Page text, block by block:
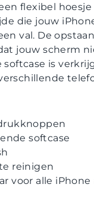
flexibel
die jouw
val. De
jouw scherm
softcase is
softcase
reinigen
voor alle